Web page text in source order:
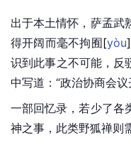
出于本土情怀，萨孟武
得开阔而毫不拘囿[yòu]
识到此事之不可能，反
中写道：“政治协商会
一部回忆录，若少了各
神之事，此类野狐禅则